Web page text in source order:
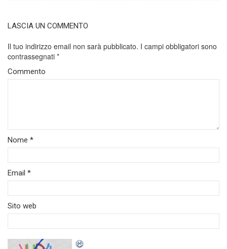
LASCIA UN COMMENTO
Il tuo indirizzo email non sarà pubblicato. I campi obbligatori sono
contrassegnati *
Commento
Nome *
Email *
Sito web